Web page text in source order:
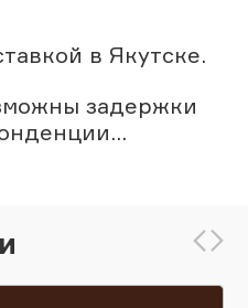
в Якутске.
задержки